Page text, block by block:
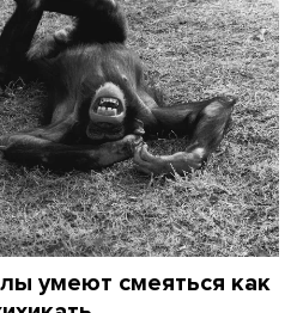
умеют смеяться как